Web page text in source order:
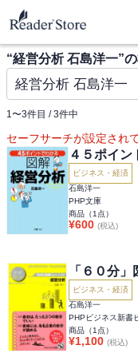
“経営分析 石島洋一”
1〜3件目 / 3件中
セーフサーチが設定され
４５ポイ
ビジネス・経済
石島洋一
PHP文庫
商品（1 点）
¥600 (税込)
「６０分
ビジネス・経済
石島洋一
PHPビジネス新書
商品（1 点）
¥1,100 (税込)